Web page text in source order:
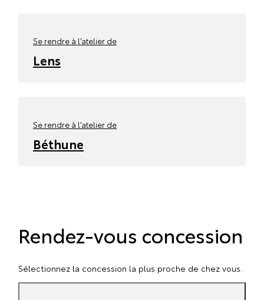
Se rendre à l’atelier de
Lens
Se rendre à l’atelier de
Béthune
Rendez-vous concession
Sélectionnez la concession la plus proche de chez vous.